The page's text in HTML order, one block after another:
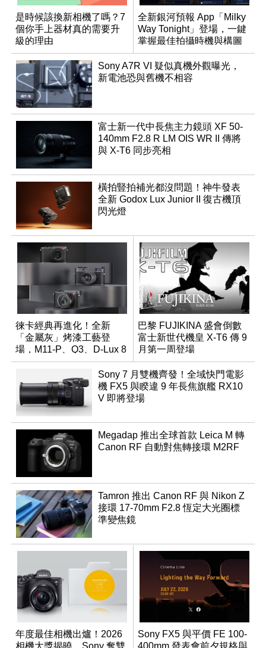
是時候該換新相機了嗎？7
個你手上器材真的需要升
級的理由
全新銀河預報 App「Milky
Way Tonight」登場，一鍵
掌握最佳拍攝時機與構圖
Sony A7R VI 疑似真機外觀曝光，
新電池恐與舊機不相容
富士新一代中長焦主力鏡頭 XF 50-
140mm F2.8 R LM OIS WR II 傳將
與 X-T6 同步亮相
橫拍豎拍補光都沒問題！神牛發表
全新 Godox Lux Junior II 復古機頂
閃光燈
徠卡經典再進化！全新
「金屬灰」烤漆工藝登
場，M11-P、Q3、D-Lux 8
領銜換裝
巴黎 FUJIKINA 盛會倒數
富士新世代機皇 X-T6 傳 9
月第一周登場
Sony 7 月雙機齊發！全域快門電影
機 FX5 與睽違 9 年長焦旗艦 RX10
V 即將登場
Megadap 推出全球首款 Leica M 轉
Canon RF 自動對焦轉接環 M2RF
Tamron 推出 Canon RF 與 Nikon Z
接環 17-70mm F2.8 恆定大光圈標
準變焦鏡
年度最佳相機出爐！2026
相機大獎揭曉，Sony 奪雙
Sony FX5 與平價 FE 100-
400mm 發表會前夕規格與